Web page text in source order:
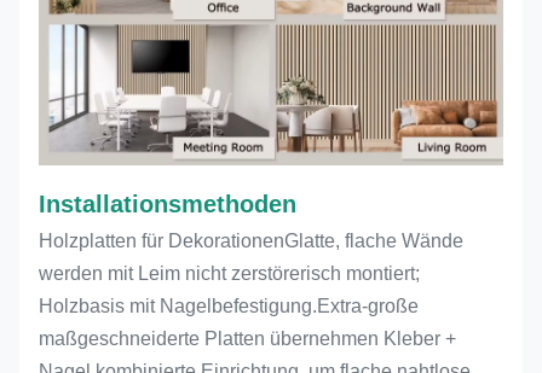
Installationsmethoden
Holzplatten für DekorationenGlatte, flache Wände
werden mit Leim nicht zerstörerisch montiert;
Holzbasis mit Nagelbefestigung.Extra-große
maßgeschneiderte Platten übernehmen Kleber +